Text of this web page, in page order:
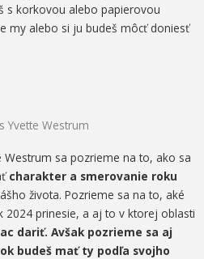
s korkovou alebo papierovou
my alebo si ju budeš môcť doniesť
Yvette Westrum
Westrum sa pozrieme na to, ako sa
charakter a smerovanie roku
života. Pozrieme sa na to, aké
2024 prinesie, a aj to v ktorej oblasti
dariť. Avšak pozrieme sa aj
budeš mať ty podľa svojho